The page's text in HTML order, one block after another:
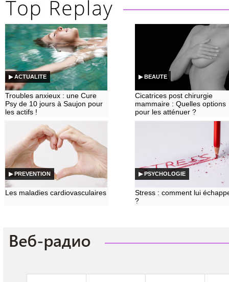
▶ ACTUALITE
Troubles anxieux : une Cure
Psy de 10 jours à Saujon pour
les actifs !
▶ BEAUTE
Cicatrices post chirurgie
mammaire : Quelles options
pour les atténuer ?
▶ PREVENTION
Les maladies cardiovasculaires
▶ PSYCHOLOGIE
Stress : comment lui
?